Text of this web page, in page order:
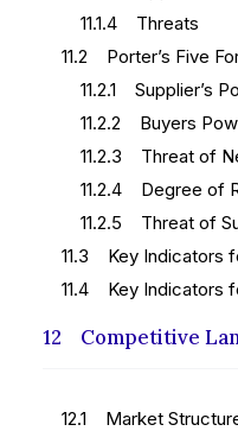
11.1.4 Threats
11.2 Porter’s Five
11.2.1 Supplier’s
11.2.2 Buyers
11.2.3 Threat of
11.2.4 Degree of
11.2.5 Threat of
11.3 Key Indicators
11.4 Key Indicators
12 Competitive
12.1 Market